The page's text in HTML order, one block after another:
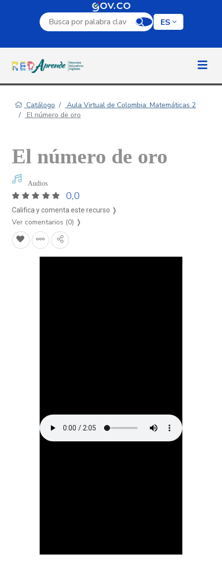
Campo de búsqueda por palabra clave
ES
Catálogo
Aula Virtual de Colombia: Matemáticas 2
El número de oro
El número de oro
Audios
0,0
Califica y comenta este recurso ❭
Ver comentarios (0) ❭